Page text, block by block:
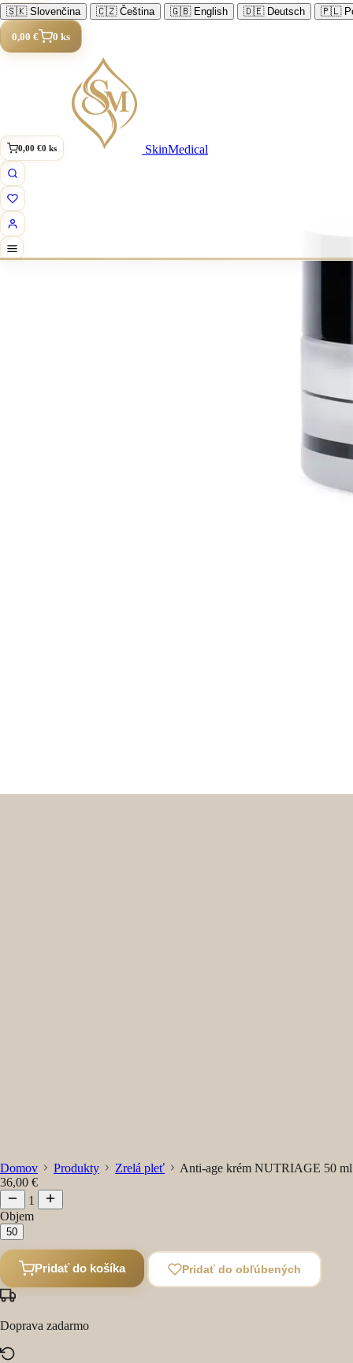
🇸🇰Slovenčina 🇨🇿Čeština 🇬🇧English 🇩🇪Deutsch 🇵🇱
0,00 € 0 ks
0,00 €0 ks SkinMedical
Domov Produkty Zrelá pleť
Anti-age krém NUTRIAGE 50 ml
36,00 €
1
Objem
50
Pridať do košíka Pridať do obľúbených
Doprava zadarmo